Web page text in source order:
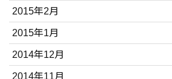
2015年2月
2015年1月
2014年12月
2014年11月